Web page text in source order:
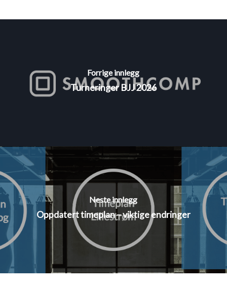
Forrige innlegg
Turneringer BJJ 2026
Neste innlegg
Oppdatert timeplan – viktige endringer